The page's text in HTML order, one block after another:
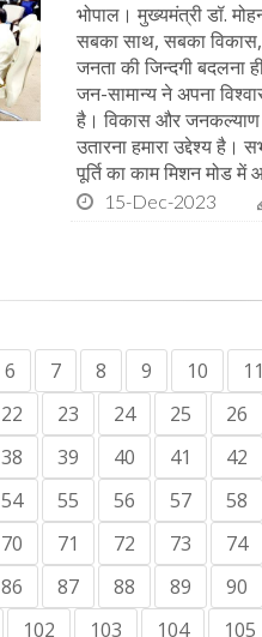
भोपाल। मुख्यमंत्री डॉ.
सबका साथ, सबका
जनता की जिन्दगी बदलना
जन-सामान्य ने अपना
है। विकास और
उतारना हमारा उद्देश्य
पूर्ति का काम मिशन मोड
15-Dec-2023
6 7 8 9 10
22 23 24 25
26
38 39 40 41
42
54 55 56 57
58
70 71 72 73
74
86 87 88 89
90
102 103 104
105